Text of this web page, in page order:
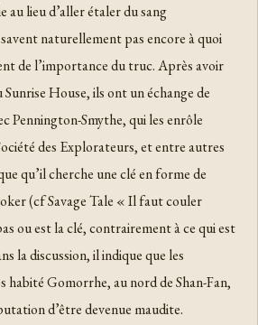
au lieu d’aller étaler du sang
naturellement pas encore à quoi
de l’importance du truc. Après avoir
Sunrise House, ils ont un échange de
Pennington-Smythe, qui les enrôle
des Explorateurs, et entre autres
qu’il cherche une clé en forme de
(cf Savage Tale « Il faut couler
ou est la clé, contrairement à ce qui est
la discussion, il indique que les
Gomorrhe, au nord de Shan-Fan,
d’être devenue maudite.